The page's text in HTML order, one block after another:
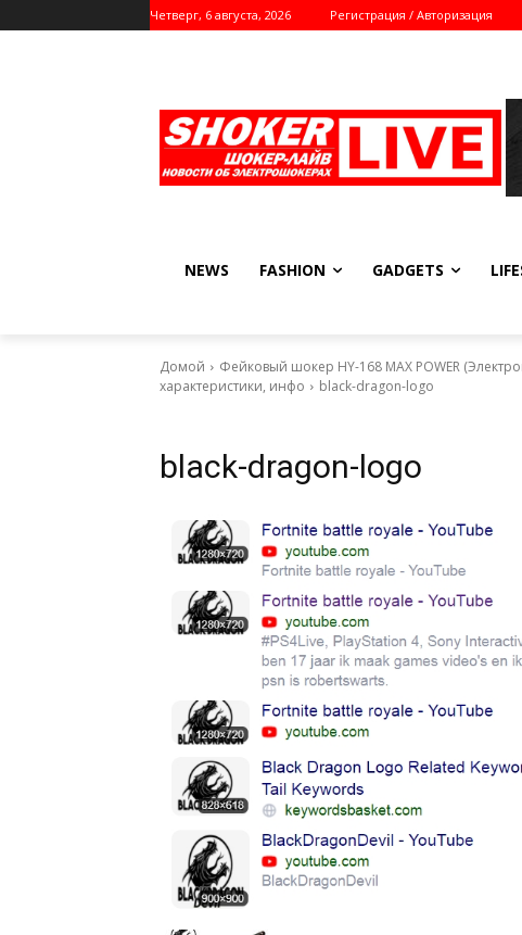
Четверг, 6 августа, 2026 Регистрация / Авторизация
NEWS FASHION GADGETS
Домой
Фейковый шокер HY-168 MAX POWER
характеристики, инфо
black-dragon-logo
black-dragon-logo